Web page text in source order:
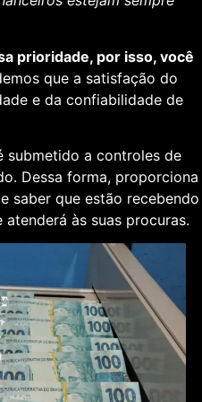
prioridade, por isso, você
que a satisfação do
e da confiabilidade de
submetido a controles de
Dessa forma, proporciona
saber que estão recebendo
às suas procuras.